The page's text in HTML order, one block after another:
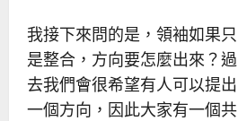
我接下來問的是，領袖如果只
是整合，方向要怎麼出來？過
去我們會很希望有人可以提出
一個方向，因此大家有一個共